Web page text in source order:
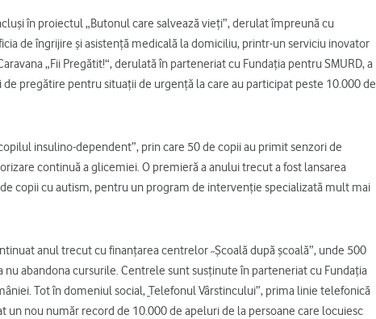
în proiectul „Butonul care salvează vieți”, derulat împreună cu
de îngrijire și asistență medicală la domiciliu, printr-un serviciu inovator
„Fii Pregătit!“, derulată în parteneriat cu Fundația pentru SMURD, a
pregătire pentru situații de urgență la care au participat peste 10.000 de
insulino-dependent”, prin care 50 de copii au primit senzori de
continuă a glicemiei. O premieră a anului trecut a fost lansarea
copii cu autism, pentru un program de intervenție specializată mult mai
anul trecut cu finanțarea centrelor ˶Școală după școală”, unde 500
abandona cursurile. Centrele sunt susținute în parteneriat cu Fundația
Tot în domeniul social, ͈Telefonul Vârstincului”, prima linie telefonică
nou număr record de 10.000 de apeluri de la persoane care locuiesc